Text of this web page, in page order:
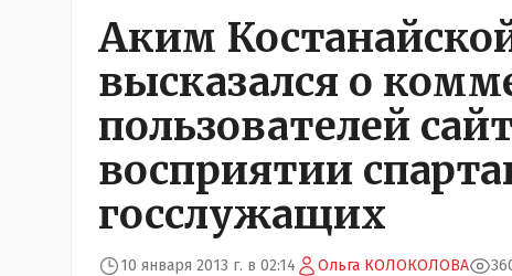
Аким
высказался о
пользователей
восприятии
госслужащих
10 января 2013 г. в 02:14 Ольга КОЛОКОЛОВА